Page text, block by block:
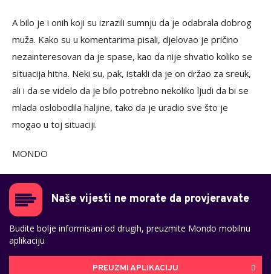
A bilo je i onih koji su izrazili sumnju da je odabrala dobrog
muža. Kako su u komentarima pisali, djelovao je pričino
nezainteresovan da je spase, kao da nije shvatio koliko se
situacija hitna. Neki su, pak, istakli da je on držao za sreuk,
ali i da se videlo da je bilo potrebno nekoliko ljudi da bi se
mlada oslobodila haljine, tako da je uradio sve što je
mogao u toj situaciji.
MONDO
Naše vijesti ne morate da provjeravate
Budite bolje informisani od drugih, preuzmite Mondo mobilnu
aplikaciju
PREUZMI APLIKACIJU